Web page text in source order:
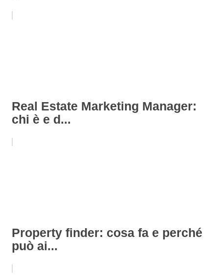
Real Estate Marketing Manager:
chi è e d...
Property finder: cosa fa e perché
può ai...